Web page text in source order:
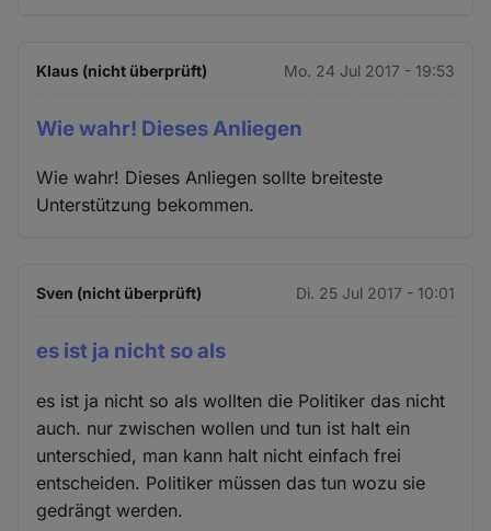
Klaus (nicht überprüft) Mo. 24 Jul 2017 - 19:53
Wie wahr! Dieses Anliegen
Wie wahr! Dieses Anliegen sollte breiteste
Unterstützung bekommen.
Sven (nicht überprüft) Di. 25 Jul 2017 - 10:01
es ist ja nicht so als
es ist ja nicht so als wollten die Politiker das nicht
auch. nur zwischen wollen und tun ist halt ein
unterschied, man kann halt nicht einfach frei
entscheiden. Politiker müssen das tun wozu sie
gedrängt werden.